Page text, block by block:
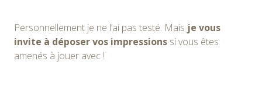
Personnellement je ne l’ai pas testé. Mais je vous
invite à déposer vos impressions si vous êtes
amenés à jouer avec !